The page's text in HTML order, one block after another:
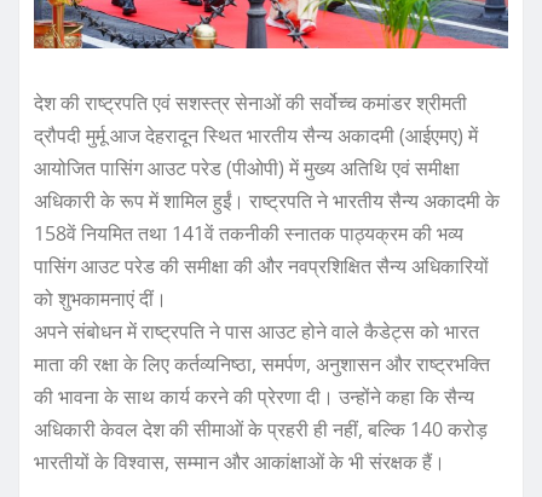
देश की राष्ट्रपति एवं सशस्त्र सेनाओं की सर्वोच्च कमांडर श्रीमती
द्रौपदी मुर्मू आज देहरादून स्थित भारतीय सैन्य अकादमी (आईएमए) में
आयोजित पासिंग आउट परेड (पीओपी) में मुख्य अतिथि एवं समीक्षा
अधिकारी के रूप में शामिल हुईं। राष्ट्रपति ने भारतीय सैन्य अकादमी के
158वें नियमित तथा 141वें तकनीकी स्नातक पाठ्यक्रम की भव्य
पासिंग आउट परेड की समीक्षा की और नवप्रशिक्षित सैन्य अधिकारियों
को शुभकामनाएं दीं।
अपने संबोधन में राष्ट्रपति ने पास आउट होने वाले कैडेट्स को भारत
माता की रक्षा के लिए कर्तव्यनिष्ठा, समर्पण, अनुशासन और राष्ट्रभक्ति
की भावना के साथ कार्य करने की प्रेरणा दी। उन्होंने कहा कि सैन्य
अधिकारी केवल देश की सीमाओं के प्रहरी ही नहीं, बल्कि 140 करोड़
भारतीयों के विश्वास, सम्मान और आकांक्षाओं के भी संरक्षक हैं।